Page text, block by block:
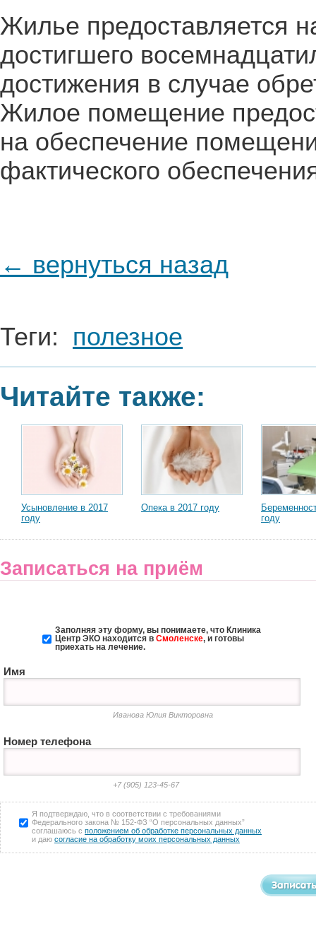
Жилье предоставляется
достигшего
достижения в случае
Жилое помещение
на обеспечение
фактического
← вернуться назад
Теги: полезное
Читайте также:
Усыновление в 2017
году
Опека в 2017 году
году
Записаться на приём
Заполняя эту форму, вы понимаете, что Клиника
Центр ЭКО находится в Смоленске, и готовы
приехать на лечение.
Имя
Иванова Юлия Викторовна
Номер телефона
+7 (905) 123-45-67
Я подтверждаю, что в соответствии с требованиями
Федерального закона № 152-ФЗ “О персональных данных”
соглашаюсь с положением об обработке персональных данных
и даю согласие на обработку моих персональных данных